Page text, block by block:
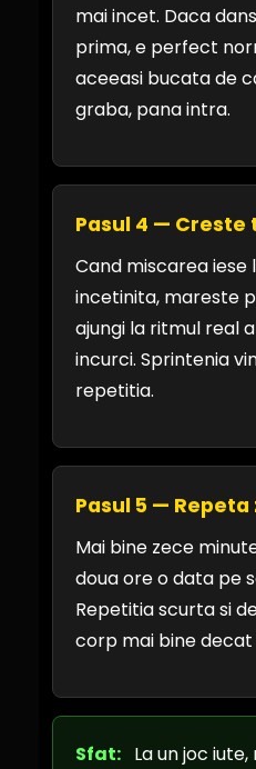
mai incet. Daca
prima, e perfect
aceeasi bucata de
graba, pana intra.
Pasul 4 —
Cand miscarea iese
incetinita, mareste
ajungi la ritmul real
incurci. Sprintenia
repetitia.
Pasul 5 —
Mai bine zece
doua ore o data pe
Repetitia scurta si
corp mai bine decat
Sfat: La un joc